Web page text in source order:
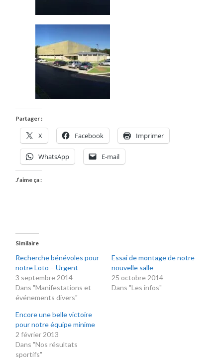
Partager :
X Facebook Imprimer
WhatsApp E-mail
J’aime ça :
Similaire
Recherche bénévoles pour
notre Loto – Urgent
3 septembre 2014
Dans "Manifestations et
événements divers"
Essai de montage de notre
nouvelle salle
25 octobre 2014
Dans "Les infos"
Encore une belle victoire
pour notre équipe minime
2 février 2013
Dans "Nos résultats
sportifs"